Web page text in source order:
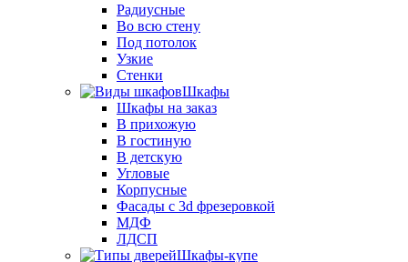
Радиусные
Во всю стену
Под потолок
Узкие
Стенки
Шкафы
Шкафы на заказ
В прихожую
В гостиную
В детскую
Угловые
Корпусные
Фасады с 3d фрезеровкой
МДФ
ЛДСП
Шкафы-купе